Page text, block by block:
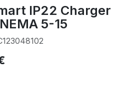
IP22 Charger
5-15